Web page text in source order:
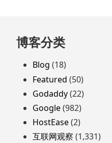
跳
至
页
脚
博客分类
Blog (18)
Featured (50)
Godaddy(22)
Google(982)
HostEase(2)
互联网观察 (1,331)